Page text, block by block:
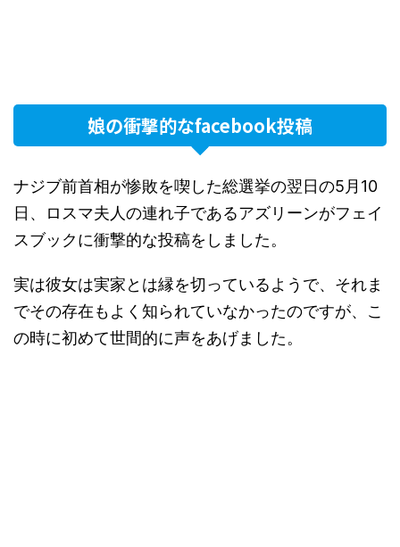
娘の衝撃的なfacebook投稿
ナジブ前首相が惨敗を喫した総選挙の翌日の5月10
日、ロスマ夫人の連れ子であるアズリーンがフェイ
スブックに衝撃的な投稿をしました。
実は彼女は実家とは縁を切っているようで、それま
でその存在もよく知られていなかったのですが、こ
の時に初めて世間的に声をあげました。